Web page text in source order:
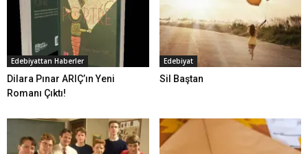
Edebiyattan Haberler
Dilara Pınar ARIÇ’ın Yeni
Romanı Çıktı!
Edebiyat
Sil Baştan